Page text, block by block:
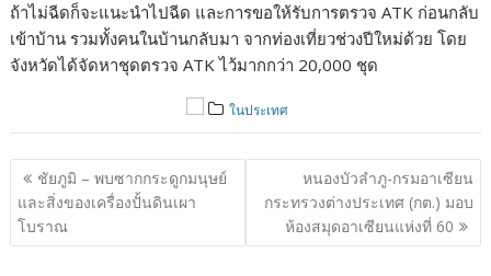
ถ้าไม่ฉีดก็จะแนะนำไปฉีด และการขอให้รับการตรวจ ATK ก่อนกลับ
เข้าบ้าน รวมทั้งคนในบ้านกลับมา จากท่องเที่ยวช่วงปีใหม่ด้วย โดย
จังหวัดได้จัดหาชุดตรวจ ATK ไว้มากกว่า 20,000 ชุด
ในประเทศ
แนะแนว
เรื่อง
ชัยภูมิ – พบซากกระดูกมนุษย์
และสิ่งของเครื่องปั้นดินเผา
โบราณ
หนองบัวลำภู-กรมอาเซียน
กระทรวงต่างประเทศ (กต.) มอบ
ห้องสมุดอาเซียนแห่งที่ 60